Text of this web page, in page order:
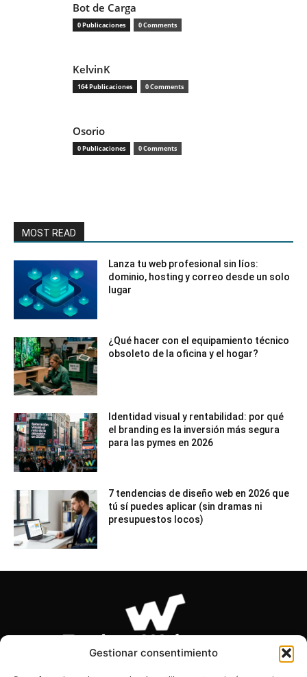
Gestionar consentimiento
Bot de Carga
0 Publicaciones 0 Comments
KelvinK
164 Publicaciones 0 Comments
Osorio
0 Publicaciones 0 Comments
MOST READ
Lanza tu web profesional sin líos:
dominio, hosting y correo desde un solo
lugar
¿Qué hacer con el equipamiento técnico
obsoleto de la oficina y el hogar?
Identidad visual y rentabilidad: por qué
el branding es la inversión más segura
para las pymes en 2026
7 tendencias de diseño web en 2026 que
tú sí puedes aplicar (sin dramas ni
presupuestos locos)